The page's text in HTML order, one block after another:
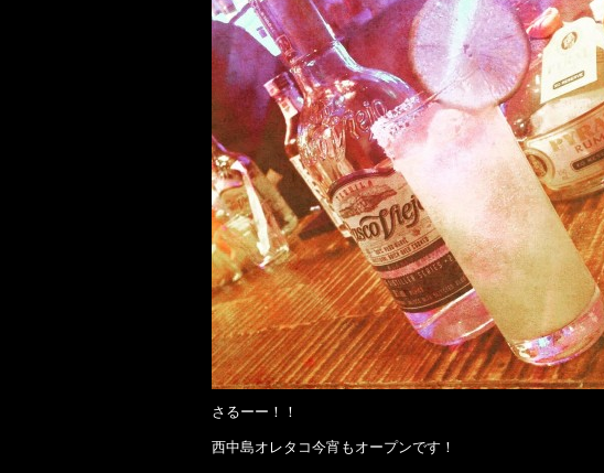
さるーー！！
西中島オレタコ今宵もオープンです！